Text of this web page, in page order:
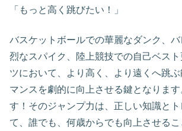
「もっと高く跳びたい！」
バスケットボールでの華麗なダンク、
烈なスパイク、陸上競技での自己ベス
ツにおいて、より高く、より遠くへ跳
マンスを劇的に向上させる鍵となりま
す！そのジャンプ力は、正しい知識と
て、誰でも、何歳からでも向上させる